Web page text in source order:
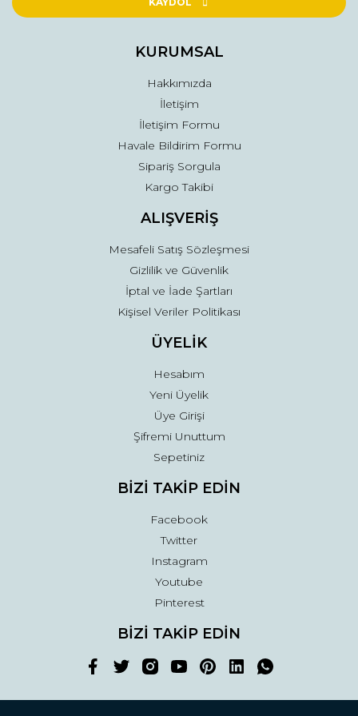
Ürün fiyatı diğer sitelerden daha pahalı.
Gönder
KURUMSAL
Hakkımızda
İletişim
İletişim Formu
Havale Bildirim Formu
Sipariş Sorgula
Kargo Takibi
ALIŞVERİŞ
Mesafeli Satış Sözleşmesi
Gizlilik ve Güvenlik
İptal ve İade Şartları
Kişisel Veriler Politikası
ÜYELİK
Hesabım
Yeni Üyelik
Üye Girişi
Şifremi Unuttum
Sepetiniz
BİZİ TAKİP EDİN
Facebook
Twitter
Instagram
Youtube
Pinterest
BİZİ TAKİP EDİN